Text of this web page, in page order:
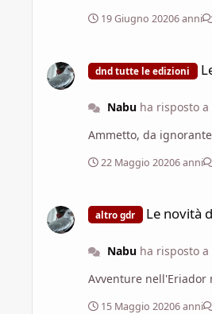
19 Giugno 20206 anni
dnd tutte le edizioni
Nabuha risposto a
Ammetto, da
22 Maggio 20206 anni
altro gdr Le novità
Nabuha risposto a
15 Maggio 20206 anni